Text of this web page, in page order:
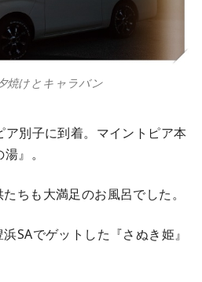
焼けとキャラバン
別子に到着。マイントピア本
』。
ちも大満足のお風呂でした。
SAでゲットした『さぬき姫』